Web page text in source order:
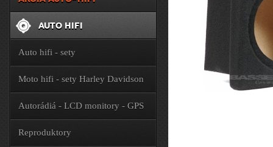
AUTO HIFI
Auto hifi - sety
Moto hifi - sety Harley Davidson
Autorádiá - LCD monitory - GPS
Reproduktory